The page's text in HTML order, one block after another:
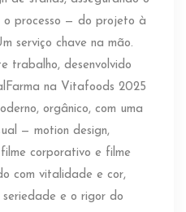
o processo — do projeto à
serviço chave na mão.
trabalho, desenvolvido
na Vitafoods 2025
orgânico, com uma
— motion design,
corporativo e filme
com vitalidade e cor,
seriedade e o rigor do